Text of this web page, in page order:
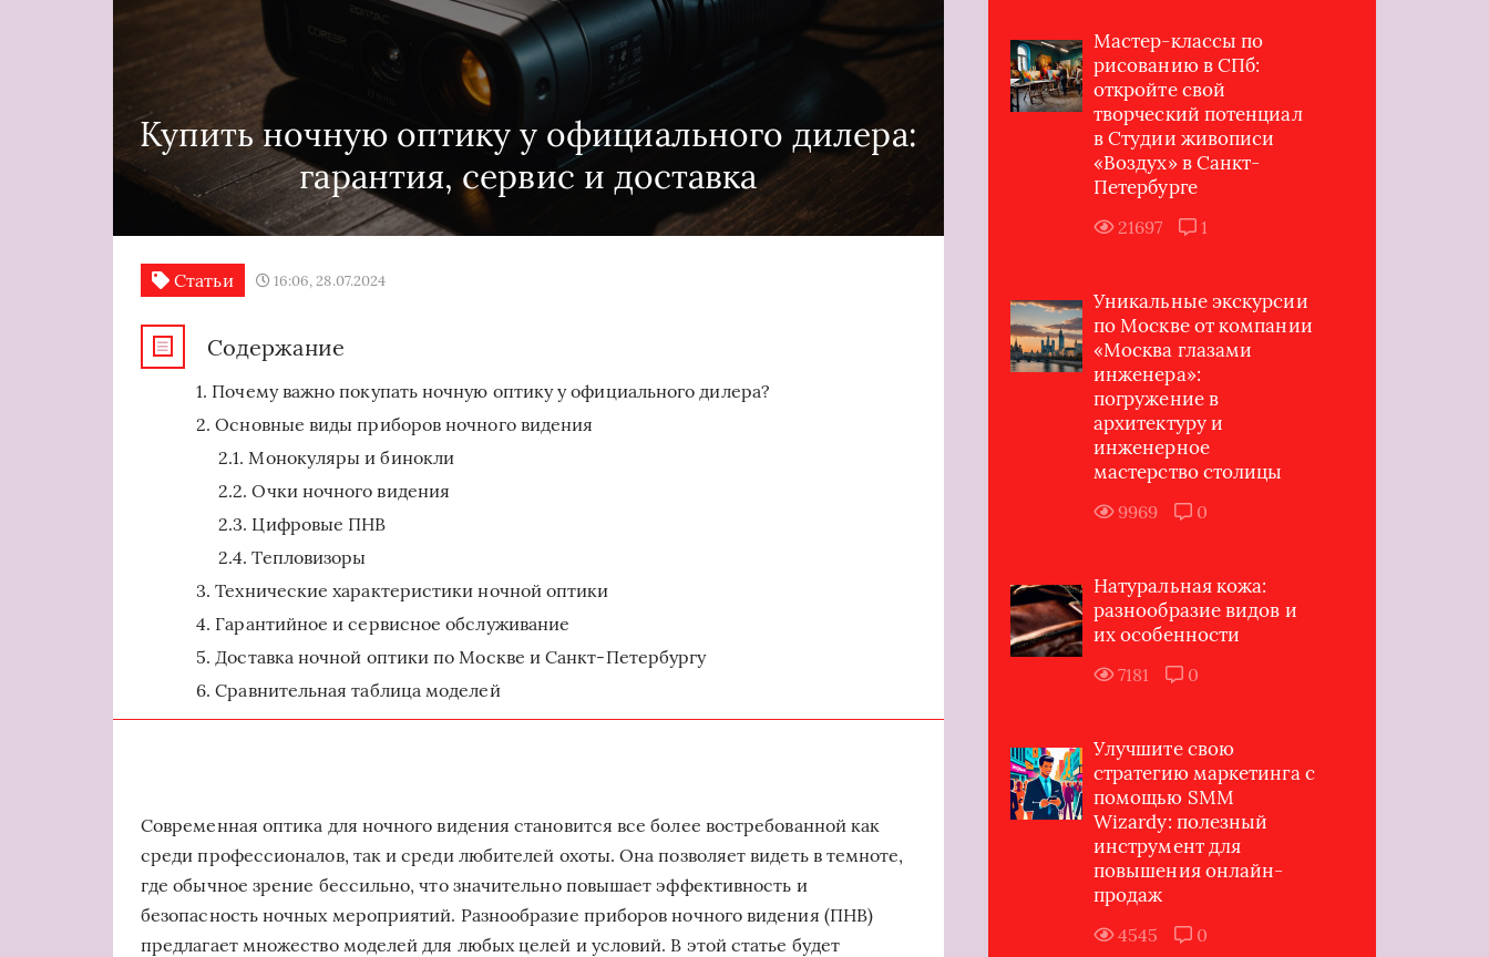
Купить ночную оптику у официального дилера:
гарантия, сервис и доставка
Статьи 16:06, 28.07.2024
Содержание
Почему важно покупать ночную оптику у официального дилера?
Основные виды приборов ночного видения
Монокуляры и бинокли
Очки ночного видения
Цифровые ПНВ
Тепловизоры
Технические характеристики ночной оптики
Гарантийное и сервисное обслуживание
Доставка ночной оптики по Москве и Санкт-Петербургу
Сравнительная таблица моделей
Современная оптика для ночного видения становится все более востребованной как
среди профессионалов, так и среди любителей охоты. Она позволяет видеть в темноте,
где обычное зрение бессильно, что значительно повышает эффективность и
безопасность ночных мероприятий. Разнообразие приборов ночного видения (ПНВ)
предлагает множество моделей для любых целей и условий. В этой статье будет
Мастер-классы по
рисованию в СПб:
откройте свой
творческий потенциал
в Студии живописи
«Воздух» в Санкт-
Петербурге
21697 1
Уникальные экскурсии
по Москве от компании
«Москва глазами
инженера»:
погружение в
архитектуру и
инженерное
мастерство столицы
9969 0
Натуральная кожа:
разнообразие видов и
их особенности
7181 0
Улучшите свою
стратегию маркетинга с
помощью SMM
Wizardy: полезный
инструмент для
повышения онлайн-
продаж
4545 0